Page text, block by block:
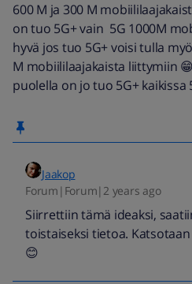
600 M ja 300 M
on tuo 5G+ vain 5G 1000M
hyvä jos tuo 5G+ voisi tulla
M mobiililaajakaista liittymiin
puolella on jo tuo 5G+ kaikissa
Jaakop
Forum|Forum|2 years ago
Siirrettiin tämä ideaksi,
toistaiseksi tietoa.
😊